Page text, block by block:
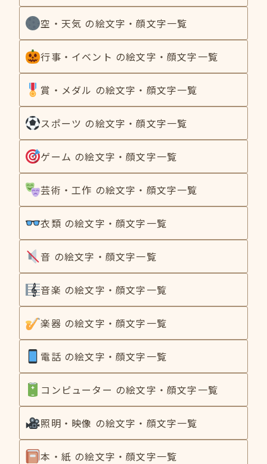
空・天気 の絵文字・顔文字一覧
行事・イベント の絵文字・顔文字一覧
賞・メダル の絵文字・顔文字一覧
スポーツ の絵文字・顔文字一覧
ゲーム の絵文字・顔文字一覧
芸術・工作 の絵文字・顔文字一覧
衣類 の絵文字・顔文字一覧
音 の絵文字・顔文字一覧
音楽 の絵文字・顔文字一覧
楽器 の絵文字・顔文字一覧
電話 の絵文字・顔文字一覧
コンピューター の絵文字・顔文字一覧
照明・映像 の絵文字・顔文字一覧
本・紙 の絵文字・顔文字一覧